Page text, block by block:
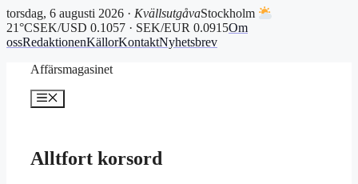
torsdag, 6 augusti 2026 · KvällsutgåvaStockholm
21°CSEK/USD 0.1057 · SEK/EUR 0.0915Om
ossRedaktionenKällorKontaktNyhetsbrev
Affärsmagasinet
Meny
Alltfort korsord